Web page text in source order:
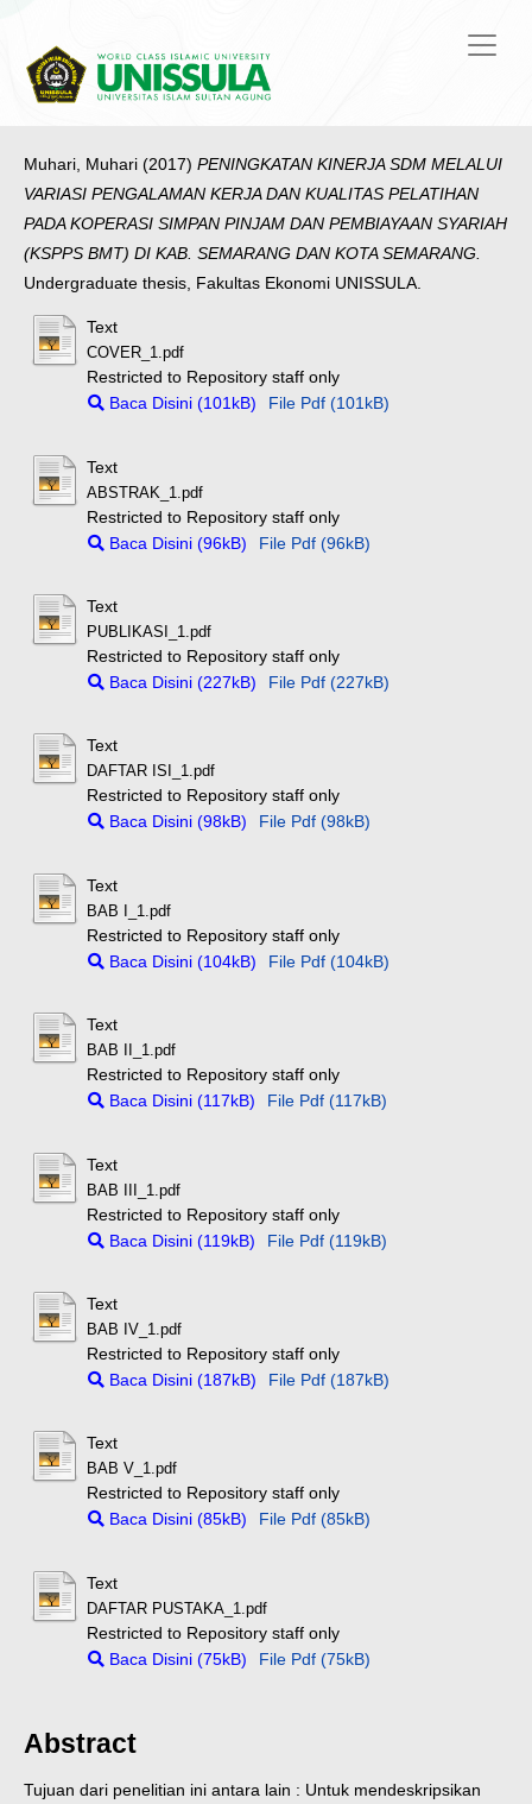
Muhari, Muhari (2017) PENINGKATAN KINERJA SDM MELALUI
VARIASI PENGALAMAN KERJA DAN KUALITAS PELATIHAN
PADA KOPERASI SIMPAN PINJAM DAN PEMBIAYAAN SYARIAH
(KSPPS BMT) DI KAB. SEMARANG DAN KOTA SEMARANG.
Undergraduate thesis, Fakultas Ekonomi UNISSULA.
Text
COVER_1.pdf
Restricted to Repository staff only
Baca Disini (101kB)
File Pdf (101kB)
Text
ABSTRAK_1.pdf
Restricted to Repository staff only
Baca Disini (96kB)
File Pdf (96kB)
Text
PUBLIKASI_1.pdf
Restricted to Repository staff only
Baca Disini (227kB)
File Pdf (227kB)
Text
DAFTAR ISI_1.pdf
Restricted to Repository staff only
Baca Disini (98kB)
File Pdf (98kB)
Text
BAB I_1.pdf
Restricted to Repository staff only
Baca Disini (104kB)
File Pdf (104kB)
Text
BAB II_1.pdf
Restricted to Repository staff only
Baca Disini (117kB)
File Pdf (117kB)
Text
BAB III_1.pdf
Restricted to Repository staff only
Baca Disini (119kB)
File Pdf (119kB)
Text
BAB IV_1.pdf
Restricted to Repository staff only
Baca Disini (187kB)
File Pdf (187kB)
Text
BAB V_1.pdf
Restricted to Repository staff only
Baca Disini (85kB)
File Pdf (85kB)
Text
DAFTAR PUSTAKA_1.pdf
Restricted to Repository staff only
Baca Disini (75kB)
File Pdf (75kB)
Abstract
Tujuan dari penelitian ini antara lain : Untuk mendeskripsikan